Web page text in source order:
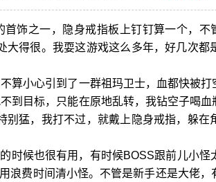
饰之一，隐身戒指板上钉钉算一个，不
大得很。我耍这游戏这么多年，好几次都
算小心引到了一群祖玛卫士，血都快被打
到目标，只能在原地乱转，我钻空子喝血
别猛，我打不过，就戴上隐身戒指，躲在
时候也很有用，有时候BOSS跟前儿小怪
浪费时间清小怪。不管是新手还是大佬